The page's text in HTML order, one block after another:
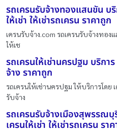
รถเครนรับจ้างทองแสนขัน บ
ให้เช่า ให้เช่ารถเครน ราคาถูก
เครนรับจ้าง.com รถเครนรับจ้างทอง
ให้เช
รถเครนให้เช่านครปฐม บริกา
จ้าง ราคาถูก
รถเครนให้เช่านครปฐม ให้บริการโดย
รับจ้าง
รถเครนรับจ้างเมืองสุพรรณบุ
เครนให้เช่า ให้เช่ารถเครน รา